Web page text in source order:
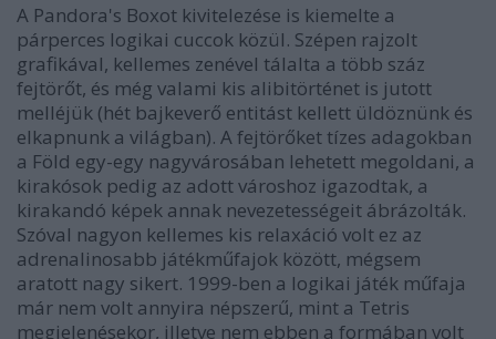
A Pandora's Boxot kivitelezése is kiemelte a
párperces logikai cuccok közül. Szépen rajzolt
grafikával, kellemes zenével tálalta a több száz
fejtörőt, és még valami kis alibitörténet is jutott
melléjük (hét bajkeverő entitást kellett üldöznünk és
elkapnunk a világban). A fejtörőket tízes adagokban
a Föld egy-egy nagyvárosában lehetett megoldani, a
kirakósok pedig az adott városhoz igazodtak, a
kirakandó képek annak nevezetességeit ábrázolták.
Szóval nagyon kellemes kis relaxáció volt ez az
adrenalinosabb játékműfajok között, mégsem
aratott nagy sikert. 1999-ben a logikai játék műfaja
már nem volt annyira népszerű, mint a Tetris
megjelenésekor, illetve nem ebben a formában volt